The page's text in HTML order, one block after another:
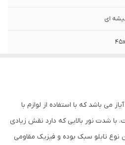
ای
می باشد که با استفاده از لوازم با
شدت نور بالایی که دارد نقش زیادی
نوع تابلو سبک بوده و فیزیک مقاومی